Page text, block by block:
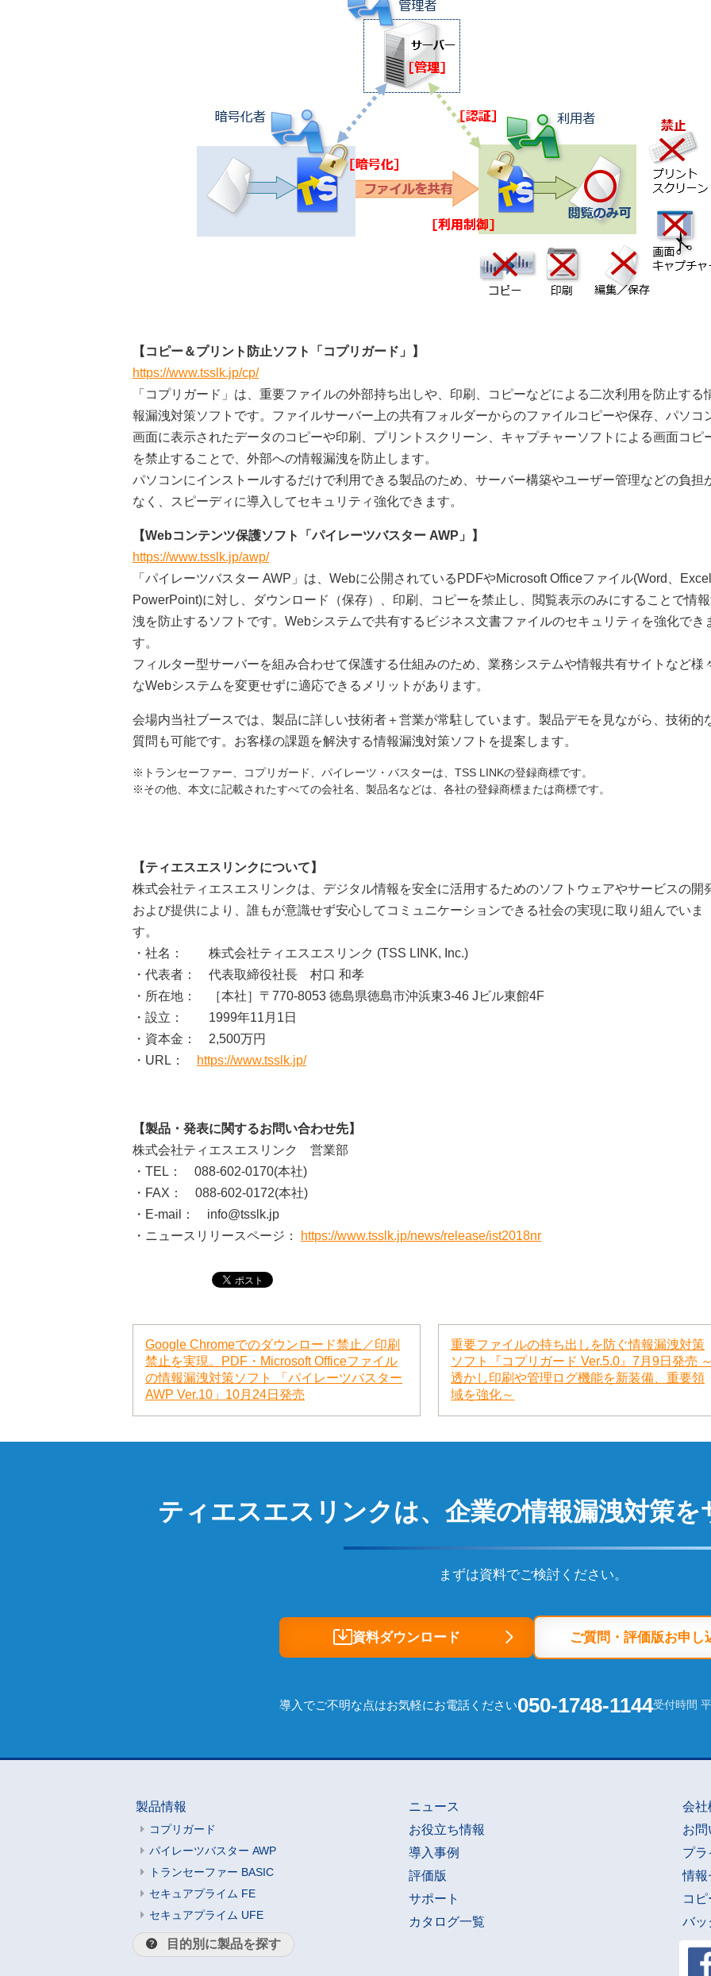
【コピー＆プリント防止ソフト「コプリガード」】
https://www.tsslk.jp/cp/
「コプリガード」は、重要ファイルの外部持ち出しや、印刷、コピーなどによる二次利用を防止する
報漏洩対策ソフトです。ファイルサーバー上の共有フォルダーからのファイルコピーや保存、パソコ
画面に表示されたデータのコピーや印刷、プリントスクリーン、キャプチャーソフトによる画面コピ
を禁止することで、外部への情報漏洩を防止します。
パソコンにインストールするだけで利用できる製品のため、サーバー構築やユーザー管理などの負担
なく、スピーディに導入してセキュリティ強化できます。
【Webコンテンツ保護ソフト「パイレーツバスター AWP」】
https://www.tsslk.jp/awp/
「パイレーツバスター AWP」は、Webに公開されているPDFやMicrosoft Officeファイル(Word、Excel
PowerPoint)に対し、ダウンロード（保存）、印刷、コピーを禁止し、閲覧表示のみにすることで情
洩を防止するソフトです。Webシステムで共有するビジネス文書ファイルのセキュリティを強化でき
す。
フィルター型サーバーを組み合わせて保護する仕組みのため、業務システムや情報共有サイトなど様
なWebシステムを変更せずに適応できるメリットがあります。
会場内当社ブースでは、製品に詳しい技術者＋営業が常駐しています。製品デモを見ながら、技術的
質問も可能です。お客様の課題を解決する情報漏洩対策ソフトを提案します。
※トランセーファー、コプリガード、パイレーツ・バスターは、TSS LINKの登録商標です。
※その他、本文に記載されたすべての会社名、製品名などは、各社の登録商標または商標です。
【ティエスエスリンクについて】
株式会社ティエスエスリンクは、デジタル情報を安全に活用するためのソフトウェアやサービスの開
および提供により、誰もが意識せず安心してコミュニケーションできる社会の実現に取り組んでいま
す。
・社名： 株式会社ティエスエスリンク (TSS LINK, Inc.)
・代表者： 代表取締役社長 村口 和孝
・所在地： ［本社］〒770-8053 徳島県徳島市沖浜東3-46 Jビル東館4F
・設立： 1999年11月1日
・資本金： 2,500万円
・URL：
https://www.tsslk.jp/
【製品・発表に関するお問い合わせ先】
株式会社ティエスエスリンク 営業部
・TEL： 088-602-0170(本社)
・FAX： 088-602-0172(本社)
・E-mail： info@tsslk.jp
・ニュースリリースページ：
https://www.tsslk.jp/news/release/ist2018nr
Google Chromeでのダウンロード禁止／印刷
禁止を実現。PDF・Microsoft Officeファイル
の情報漏洩対策ソフト 「パイレーツバスター
AWP Ver.10」10月24日発売
重要ファイルの持ち出しを防ぐ情報漏洩対策
ソフト『コプリガード Ver.5.0』7月9日発売 ～
透かし印刷や管理ログ機能を新装備、重要領
域を強化～
ティエスエスリンクは、 企業の情報漏洩対策を
まずは資料でご検討ください。
資料ダウンロード ご質問・評価版お申し
導入でご不明な点はお気軽にお電話ください050-1748-1144受付時間
製品情報
コプリガード
パイレーツバスター AWP
トランセーファー BASIC
セキュアプライム FE
セキュアプライム UFE
目的別に製品を探す
ニュース
お役立ち情報
導入事例
評価版
サポート
カタログ一覧
会社
お問
プラ
情報
コピ
バッ